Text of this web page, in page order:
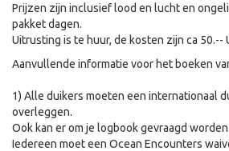
Prijzen zijn inclusief lood en lucht en
pakket dagen.
Uitrusting is te huur, de kosten zijn ca 50.--
Aanvullende informatie voor het boeken
1) Alle duikers moeten een internationaal
overleggen.
Ook kan er om je logbook gevraagd worden.
Iedereen moet een Ocean Encounters